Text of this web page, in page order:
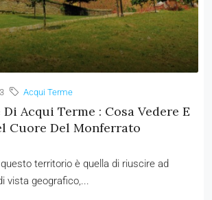
Acqui Terme
Acqui Terme : Cosa Vedere E
Cuore Del Monferrato
territorio è quella di riuscire ad
vista geografico,...